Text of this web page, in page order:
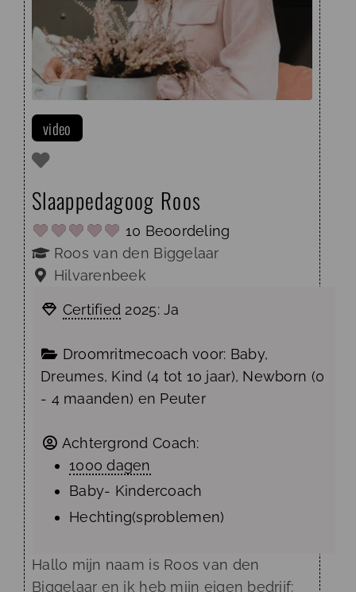
video
Slaappedagoog Roos
10 Beoordeling
Roos van den Biggelaar
Hilvarenbeek
Certified 2025:Ja
Droomritmecoach voor: Baby,
Dreumes, Kind (4 tot 10 jaar), Newborn (0
- 4 maanden) en Peuter
Achtergrond Coach:
1000 dagen
Baby- Kindercoach
Hechting(sproblemen)
Hallo mijn naam is Roos van den
Biggelaar en ik heb mijn eigen bedrijf: